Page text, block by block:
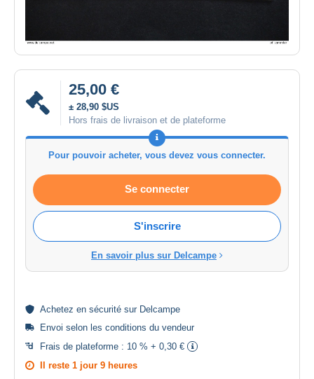
25,00 €
± 28,90 $US
Hors frais de livraison et de plateforme
Pour pouvoir acheter, vous devez vous connecter.
Se connecter
S'inscrire
En savoir plus sur Delcampe
Achetez en sécurité sur Delcampe
Envoi selon les conditions du vendeur
Frais de plateforme : 10 % + 0,30 €
Il reste 1 jour 9 heures